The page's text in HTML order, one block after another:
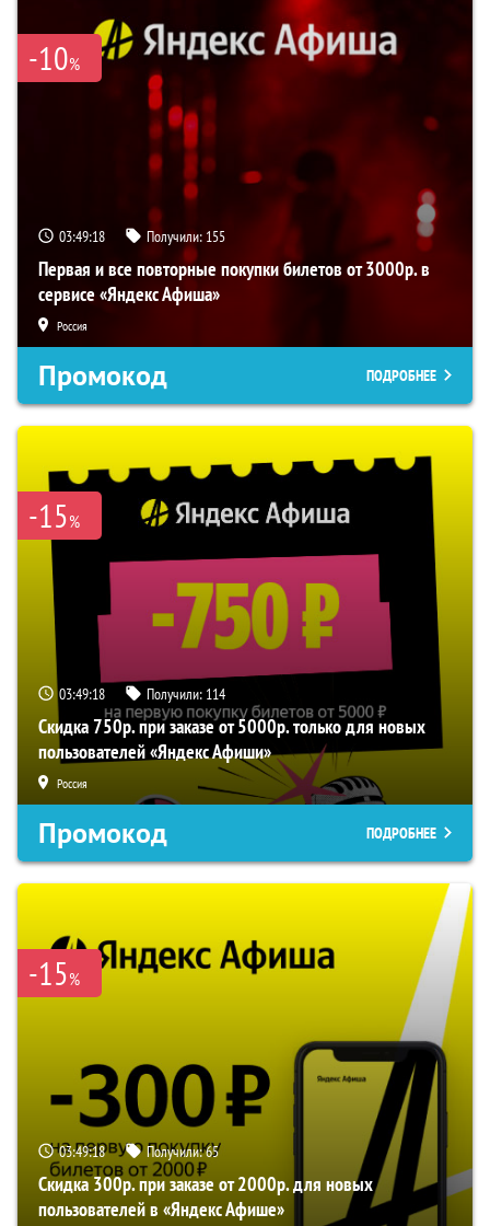
-10%
03:49:18 Получили: 155
Первая и все повторные покупки билетов от 3000р. в
сервисе «Яндекс Афиша»
Россия
Промокод ПОДРОБНЕЕ
-15%
03:49:18 Получили: 114
Скидка 750р. при заказе от 5000р. только для новых
пользователей «Яндекс Афиши»
Россия
Промокод ПОДРОБНЕЕ
-15%
03:49:18 Получили:65
Скидка 300р. при заказе от 2000р. для новых
пользователей в «Яндекс Афише»